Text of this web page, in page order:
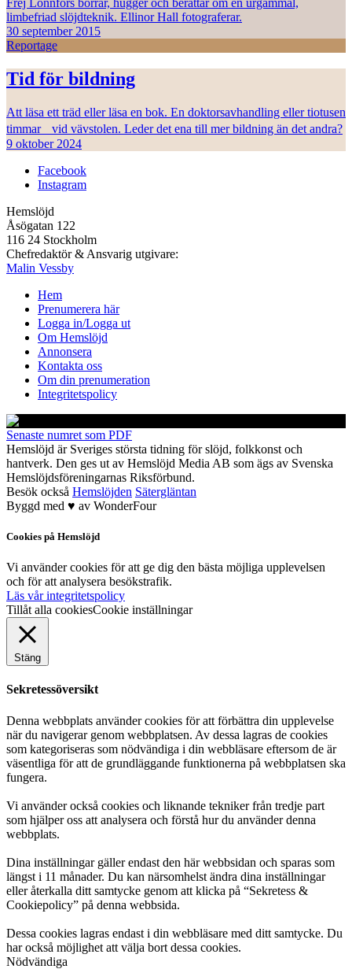
limbefriad slöjdteknik. Ellinor Hall fotograferar.
30 september 2015
Reportage
Tid för bildning
Att läsa ett träd eller läsa en bok. En doktorsavhandling eller tiotusen
timmar vid vävstolen. Leder det ena till mer bildning än det andra?
9 oktober 2024
Facebook
Instagram
Hemslöjd
Åsögatan 122
116 24 Stockholm
Chefredaktör & Ansvarig utgivare:
Malin Vessby
Hem
Prenumerera här
Logga in/Logga ut
Om Hemslöjd
Annonsera
Kontakta oss
Om din prenumeration
Integritetspolicy
Senaste numret som PDF
Hemslöjd är Sveriges största tidning för slöjd, folkkonst och
hantverk. Den ges ut av Hemslöjd Media AB som ägs av Svenska
Hemslöjdsföreningarnas Riksförbund.
Besök också Hemslöjden Sätergläntan
Byggd med ♥ av WonderFour
Cookies på Hemslöjd
Vi använder cookies för att ge dig den bästa möjliga upplevelsen
och för att analysera besökstrafik.
Läs vår integritetspolicy
Tillåt alla cookiesCookie inställningar
Stäng
Sekretessöversikt
Denna webbplats använder cookies för att förbättra din upplevelse
när du navigerar genom webbplatsen. Av dessa lagras de cookies
som kategoriseras som nödvändiga i din webbläsare eftersom de är
väsentliga för att de grundläggande funktionerna på webbplatsen ska
fungera.
Vi använder också cookies och liknande tekniker från tredje part
som hjälper oss att analysera och förstå hur du använder denna
webbplats.
Dina inställningar gäller endast den här webbsidan och sparas som
längst i 11 månader. Du kan närsomhelst ändra dina inställningar
eller återkalla ditt samtycke genom att klicka på “Sekretess &
Cookiepolicy” på denna webbsida.
Dessa cookies lagras endast i din webbläsare med ditt samtycke. Du
har också möjlighet att välja bort dessa cookies.
Nödvändiga